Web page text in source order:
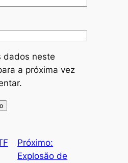
dados neste
a próxima vez
Próximo:
Explosão de